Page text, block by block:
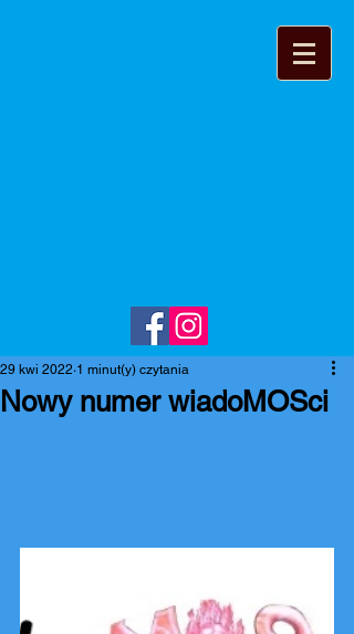
Nowy numer wiadoMOSci
29 kwi 2022 1 minut(y) czytania